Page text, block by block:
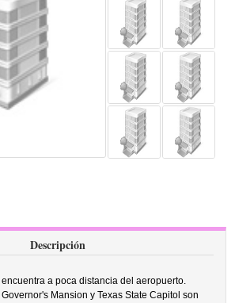
Descripción
encuentra a poca distancia del aeropuerto.
Mansion y Texas State Capitol son